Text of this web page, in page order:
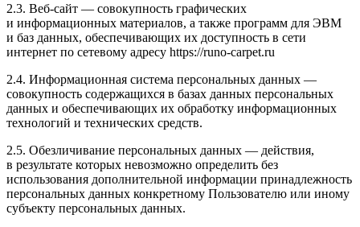
2.3. Веб-сайт — совокупность графических
и информационных материалов, а также программ для ЭВМ
и баз данных, обеспечивающих их доступность в сети
интернет по сетевому адресу https://runo-carpet.ru
2.4. Информационная система персональных данных —
совокупность содержащихся в базах данных персональных
данных и обеспечивающих их обработку информационных
технологий и технических средств.
2.5. Обезличивание персональных данных — действия,
в результате которых невозможно определить без
использования дополнительной информации принадлежность
персональных данных конкретному Пользователю или иному
субъекту персональных данных.